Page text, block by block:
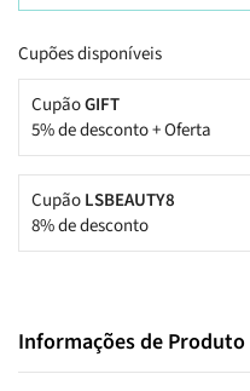
Cupões disponíveis
CupãoGIFT
5% de desconto + Oferta
CupãoLSBEAUTY8
8% de desconto
Informações de Produto